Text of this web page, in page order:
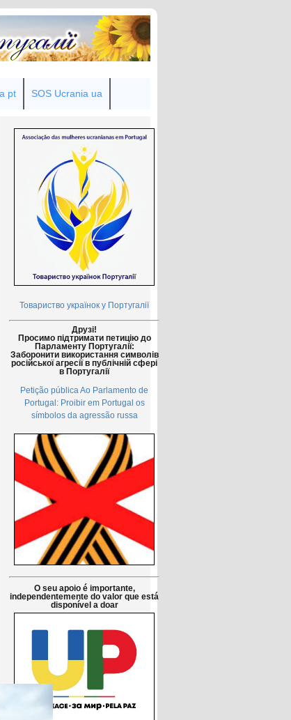
pt SOS Ucrania ua
Товариство українок у Португалії
Друзі!
Просимо підтримати петицію до
Парламенту Португалії:
Заборонити використання символів
російської агресії в публічній сфері
в Португалії
Petição pública Ao Parlamento de
Portugal: Proibir em Portugal os
símbolos da agressão russa
O seu apoio é importante,
independentemente do valor que está
disponível a doar